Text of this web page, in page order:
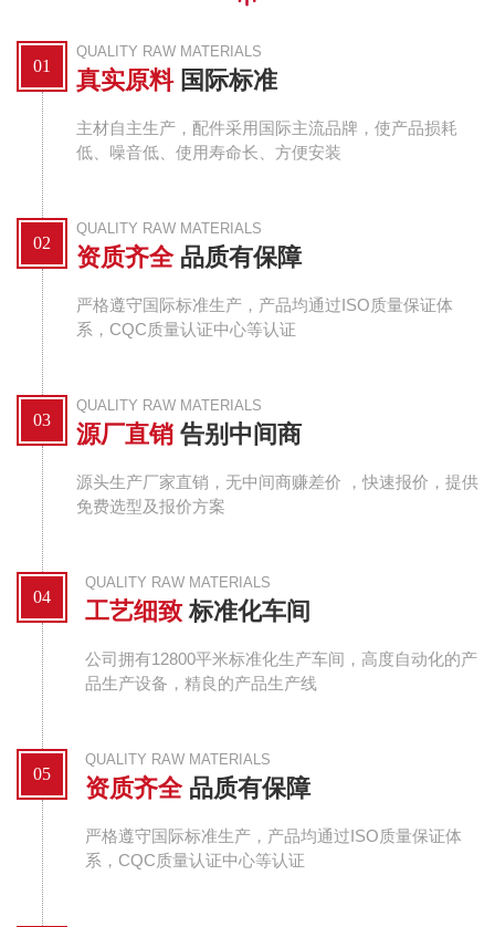
01
QUALITY RAW MATERIALS
真实原料国际标准
主材自主生产，配件采用国际主流品牌，使产品损耗
低、噪音低、使用寿命长、方便安装
02
QUALITY RAW MATERIALS
资质齐全 品质有保障
严格遵守国际标准生产，产品均通过ISO质量保证体
系，CQC质量认证中心等认证
03
QUALITY RAW MATERIALS
源厂直销 告别中间商
源头生产厂家直销，无中间商赚差价 ，快速报价，提供
免费选型及报价方案
04
QUALITY RAW MATERIALS
工艺细致 标准化车间
公司拥有12800平米标准化生产车间，高度自动化的产
品生产设备，精良的产品生产线
05
QUALITY RAW MATERIALS
资质齐全 品质有保障
严格遵守国际标准生产，产品均通过ISO质量保证体
系，CQC质量认证中心等认证